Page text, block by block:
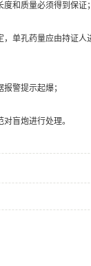
和质量必须得到保证；
单孔药量应由持证
警提示起爆；
盲炮进行处理。